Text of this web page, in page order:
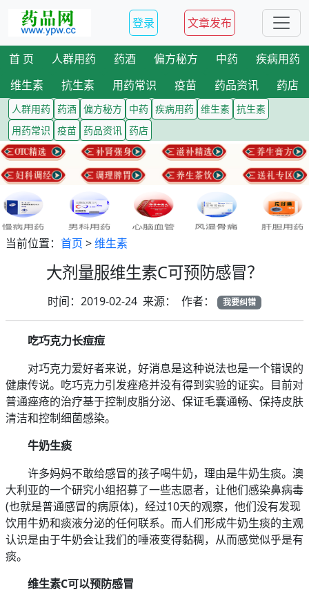
登录 文章发布
首 页 人群用药 药酒 偏方秘方 中药
疾病用药
维生素
抗生素 用药常识 疫苗 药品资讯 药店
人群用药 药酒 偏方秘方 中药 疾病用药 维生素 抗生素
用药常识 疫苗 药品资讯 药店
当前位置： 首页 >维生素
大剂量服维生素C可预防感冒？
时间：2019-02-24 来源： 作者： 我要纠错
吃巧克力长痘痘
对巧克力爱好者来说，好消息是这种说法也是一个错误的
健康传说。吃巧克力引发痤疮并没有得到实验的证实。目前对
普通痤疮的治疗基于控制皮脂分泌、保证毛囊通畅、保持皮肤
清洁和控制细菌感染。
牛奶生痰
许多妈妈不敢给感冒的孩子喝牛奶，理由是牛奶生痰。澳
大利亚的一个研究小组招募了一些志愿者，让他们感染鼻病毒
(也就是普通感冒的病原体)，经过10天的观察，他们没有发现
饮用牛奶和痰液分泌的任何联系。而人们形成牛奶生痰的主观
认识是由于牛奶会让我们的唾液变得黏稠，从而感觉似乎是有
痰。
维生素C可以预防感冒